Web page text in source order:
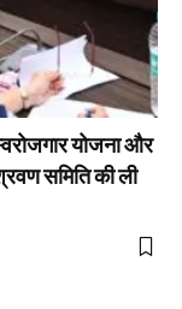
योजना और
समिति की ली